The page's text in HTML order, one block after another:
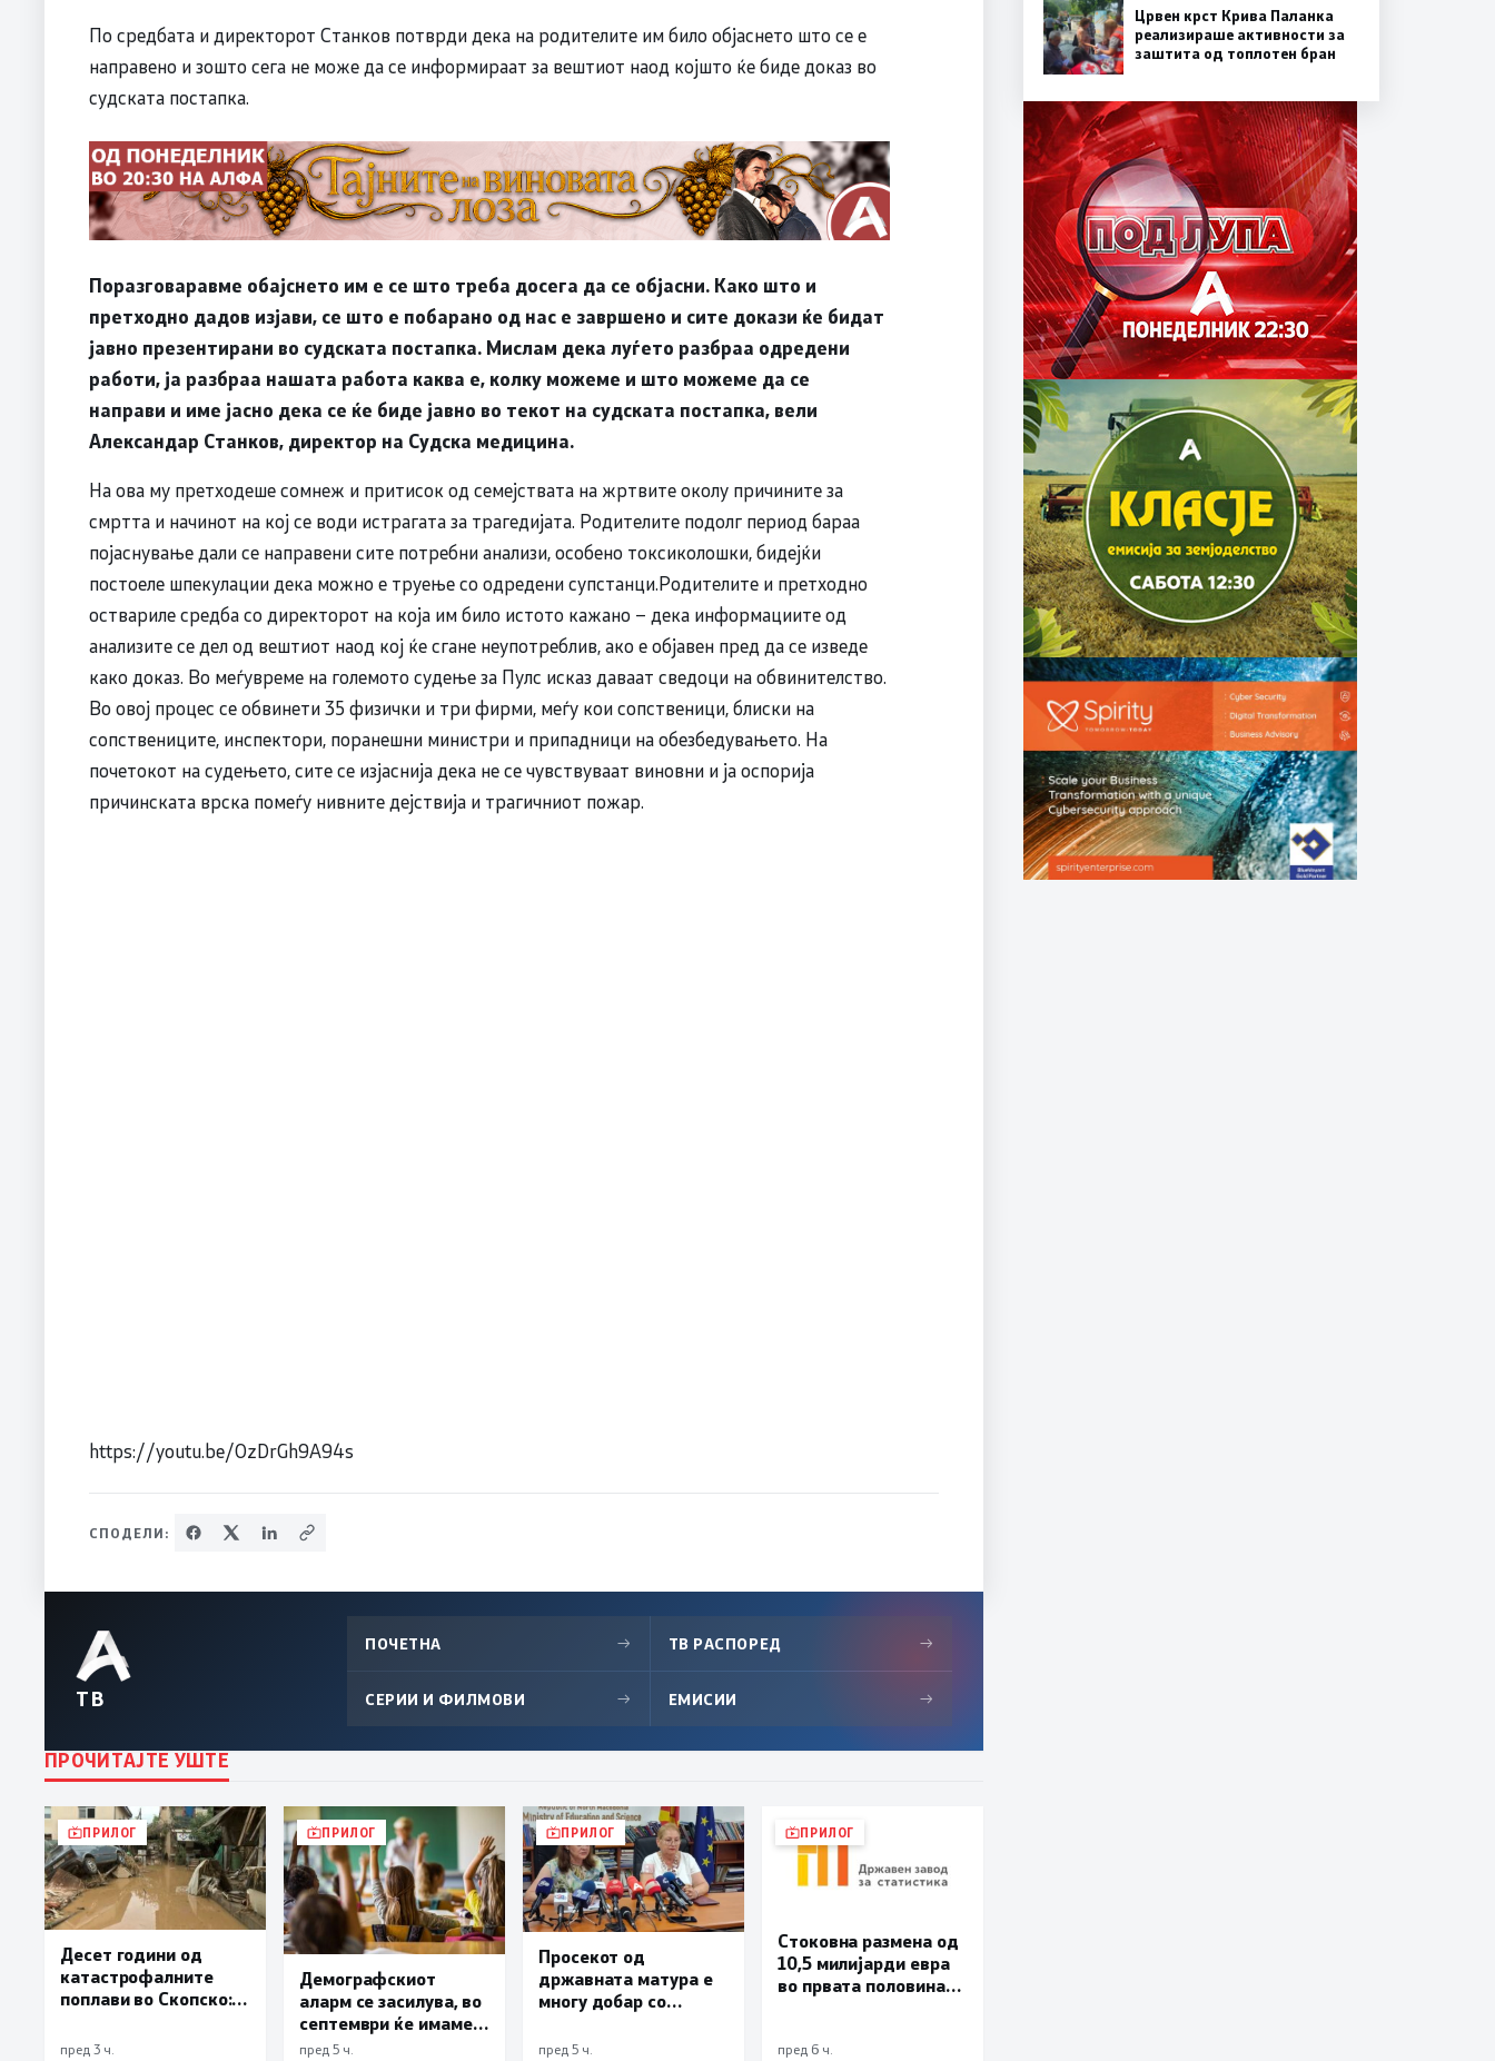
По средбата и директорот Станков потврди дека на родителите им било објаснето што се е
направено и зошто сега не може да се информираат за вештиот наод којшто ќе биде доказ во
судската постапка.
Поразговаравме обајснето им е се што треба досега да се објасни. Како што и
претходно дадов изјави, се што е побарано од нас е завршено и сите докази ќе бидат
јавно презентирани во судската постапка. Мислам дека луѓето разбраа одредени
работи, ја разбраа нашата работа каква е, колку можеме и што можеме да се
направи и име јасно дека се ќе биде јавно во текот на судската постапка, вели
Александар Станков, директор на Судска медицина.
На ова му претходеше сомнеж и притисок од семејствата на жртвите околу причините за
смртта и начинот на кој се води истрагата за трагедијата. Родителите подолг период бараа
појаснување дали се направени сите потребни анализи, особено токсиколошки, бидејќи
постоеле шпекулации дека можно е труење со одредени супстанци.Родителите и претходно
оствариле средба со директорот на која им било истото кажано – дека информациите од
анализите се дел од вештиот наод кој ќе сгане неупотреблив, ако е објавен пред да се изведе
како доказ. Во меѓувреме на големото судење за Пулс исказ даваат сведоци на обвинителство.
Во овој процес се обвинети 35 физички и три фирми, меѓу кои сопственици, блиски на
сопствениците, инспектори, поранешни министри и припадници на обезбедувањето. На
почетокот на судењето, сите се изјаснија дека не се чувствуваат виновни и ја оспорија
причинската врска помеѓу нивните дејствија и трагичниот пожар.
https://youtu.be/OzDrGh9A94s
СПОДЕЛИ:
ТВ
ПОЧЕТНА → ТВ РАСПОРЕД →
СЕРИИ И ФИЛМОВИ → ЕМИСИИ →
ПРОЧИТАЈТЕ УШТЕ
ПРИЛОГ
Десет години од
катастрофалните
поплави во Скопско:
22 лица
пред 3 ч.
ПРИЛОГ
Демографскиот
аларм се засилува, во
септември ќе имаме
најмалку 3.000
пред 5 ч.
ПРИЛОГ
Просекот од
државната матура е
многу добар со
пред 5 ч.
ПРИЛОГ
Стоковна размена од
10,5 милијарди евра
во првата половина
зголемува извозот
пред 6 ч.
Црвен крст Крива Паланка
реализираше активности за
заштита од топлотен бран